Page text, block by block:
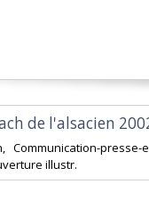
de l'alsacien
Communication-
illustr.‎